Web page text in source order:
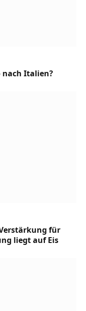
nach Italien?
für
liegt auf Eis